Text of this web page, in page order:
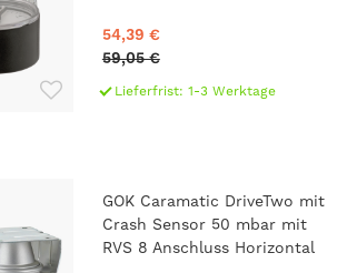
54,39 €
59,05 €
Lieferfrist: 1-3 Werktage
GOK Caramatic DriveTwo mit
Crash Sensor 50 mbar mit
RVS 8 Anschluss Horizontal